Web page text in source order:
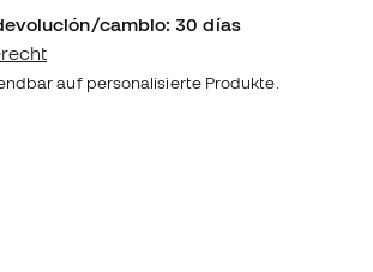
cambio: 30 días
auf personalisierte Produkte.